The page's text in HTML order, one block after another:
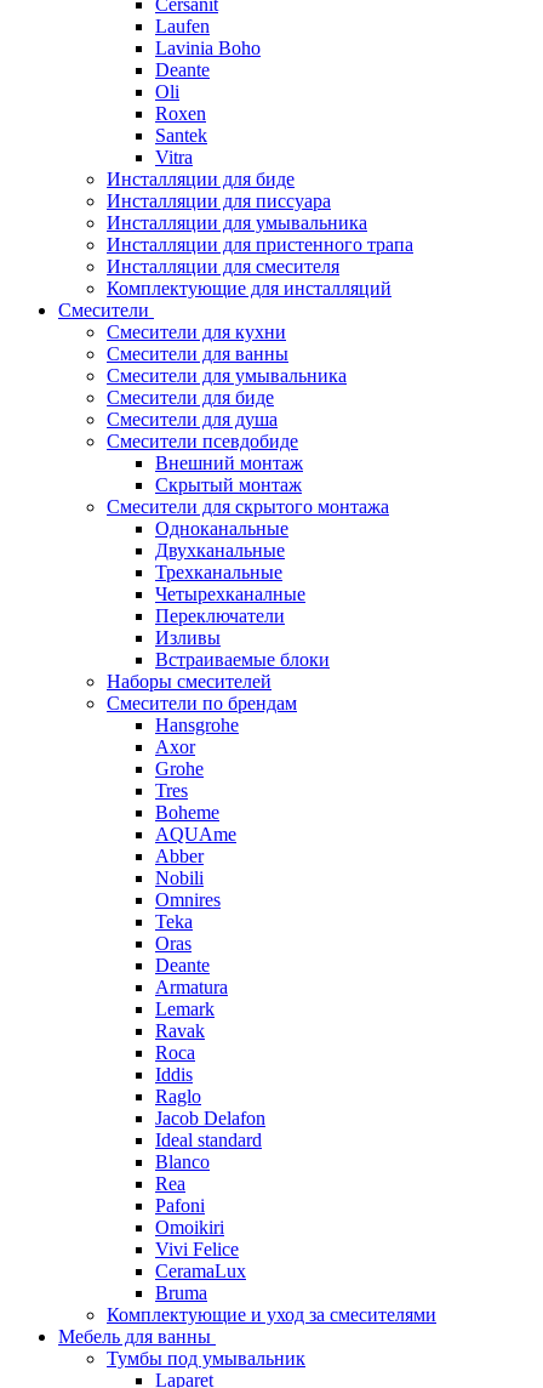
Cersanit
Laufen
Lavinia Boho
Deante
Oli
Roxen
Santek
Vitra
Инсталляции для биде
Инсталляции для писсуара
Инсталляции для умывальника
Инсталляции для пристенного трапа
Инсталляции для смесителя
Комплектующие для инсталляций
Смесители
Смесители для кухни
Смесители для ванны
Смесители для умывальника
Смесители для биде
Смесители для душа
Смесители псевдобиде
Внешний монтаж
Скрытый монтаж
Смесители для скрытого монтажа
Одноканальные
Двухканальные
Трехканальные
Четырехканалные
Переключатели
Изливы
Встраиваемые блоки
Наборы смесителей
Смесители по брендам
Hansgrohe
Axor
Grohe
Tres
Boheme
AQUAme
Abber
Nobili
Omnires
Teka
Oras
Deante
Armatura
Lemark
Ravak
Roca
Iddis
Raglo
Jacob Delafon
Ideal standard
Blanco
Rea
Pafoni
Omoikiri
Vivi Felice
CeramaLux
Bruma
Комплектующие и уход за смесителями
Мебель для ванны
Тумбы под умывальник
Laparet